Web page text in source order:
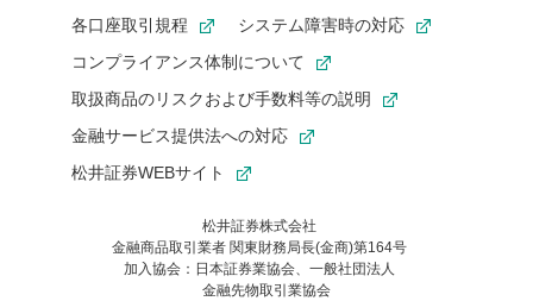
各口座取引規程
システム障害時の対応
コンプライアンス体制について
取扱商品のリスクおよび手数料等の説明
金融サービス提供法への対応
松井証券WEBサイト
松井証券株式会社
金融商品取引業者 関東財務局長(金商)第164号
加入協会：日本証券業協会、一般社団法人
金融先物取引業協会
お気に入り機能は松井証券の会員限定の機能です。
お気に入り登録いただくと、後からいつでもお気に入りのコンテ